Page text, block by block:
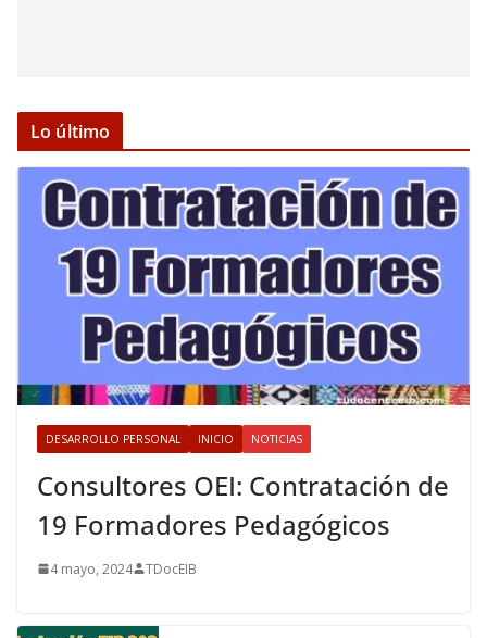
Lo último
DESARROLLO PERSONAL INICIO NOTICIAS
Consultores OEI: Contratación de
19 Formadores Pedagógicos
4 mayo, 2024 TDocEIB